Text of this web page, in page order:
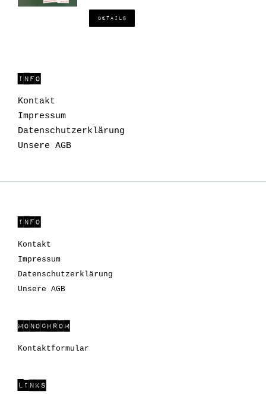
Details
INFO
Kontakt
Impressum
Datenschutzerklärung
Unsere AGB
INFO
Kontakt
Impressum
Datenschutzerklärung
Unsere AGB
MONOCHROM
Kontaktformular
LINKS